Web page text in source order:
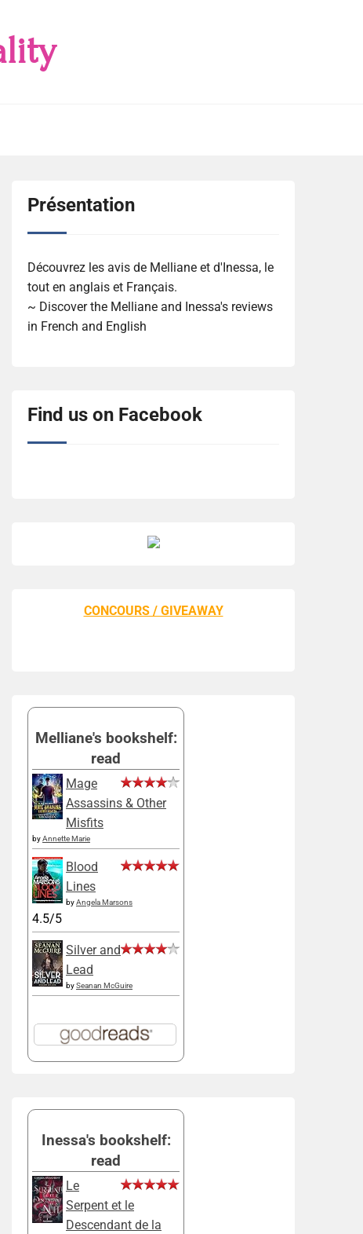
Présentation
Découvrez les avis de Melliane et d'Inessa, le
tout en anglais et Français.
~ Discover the Melliane and Inessa's reviews
in French and English
Find us on Facebook
CONCOURS / GIVEAWAY
Melliane's bookshelf:
read
Mage
Assassins & Other
Misfits
byAnnette Marie
Blood
Lines
byAngela Marsons
4.5/5
Silver and
Lead
bySeanan McGuire
Inessa's bookshelf:
read
Le
Serpent et le
Descendant de la